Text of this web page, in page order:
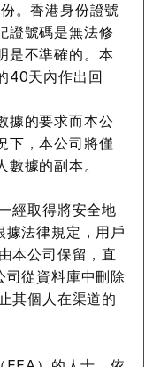
。香港身份證號
證號碼是無法修
是不準確的。本
40天內作出回
據的要求而本公
下，本公司將僅
據的副本。
經取得將安全地
據法律規定，用戶
本公司保留，直
司從資料庫中刪除
其個人在渠道的